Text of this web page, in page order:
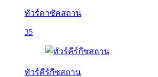
ทัวร์คาซัคสถาน
35
ทัวร์คีร์กีซสถาน